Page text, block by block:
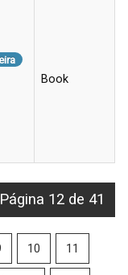
Book
Página 12 de 41
10 11